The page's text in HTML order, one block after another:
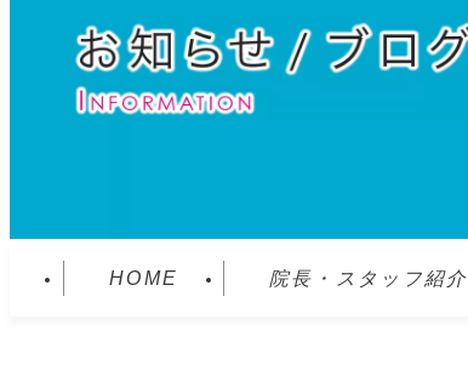
HOME 院長・スタッフ紹介